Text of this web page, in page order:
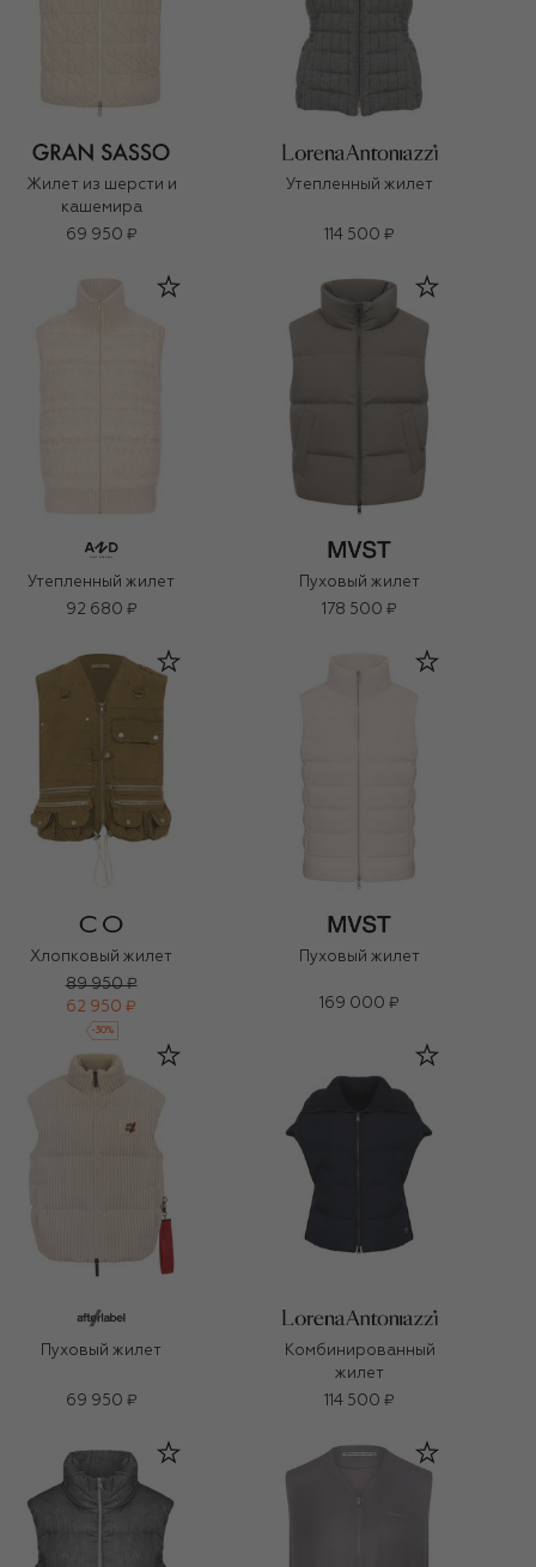
Жилет из шерсти и
кашемира
69 950 ₽
Утепленный жилет
114 500 ₽
Утепленный жилет
92 680 ₽
Пуховый жилет
178 500 ₽
Хлопковый жилет
89 950 ₽
62 950 ₽
-30%
Пуховый жилет
169 000 ₽
Пуховый жилет
69 950 ₽
Комбинированный
жилет
114 500 ₽